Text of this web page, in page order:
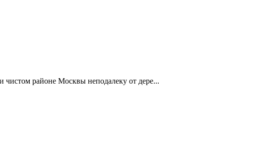
чистом районе Москвы неподалеку от дере...